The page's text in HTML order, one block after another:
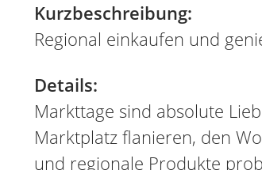
Kurzbeschreibung:
Regional einkaufen und
Details:
Markttage sind absolute
Marktplatz flanieren, den
und regionale Produkte